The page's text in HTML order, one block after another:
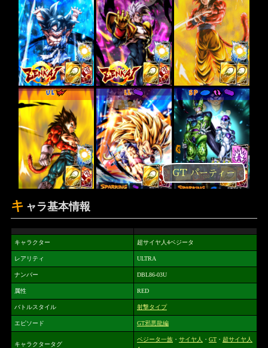
GT パーティー
UL LL SP
キ ャラ基本情報
キャラクター 超サイヤ人4ベジータ
レアリティ ULTRA
ナンバー DBL86-03U
属性 RED
バトルスタイル 射撃タイプ
エピソード GT邪悪龍編
キャラクタータグ
ベジータ一族・ サイヤ人 ・ GT・ 超サイヤ人